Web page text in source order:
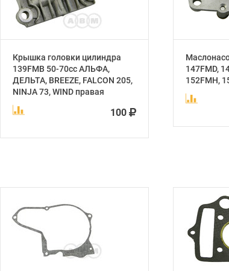
Крышка головки цилиндра
139FMB 50-70cc АЛЬФА,
ДЕЛЬТА, BREEZE, FALCON 205,
NINJA 73, WIND правая
100
147FMD,
152FMH,